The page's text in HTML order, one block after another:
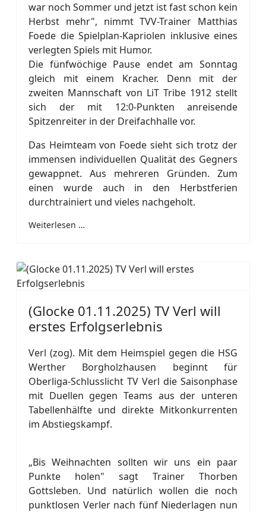
war noch Sommer und jetzt ist fast schon kein
Herbst mehr", nimmt TVV-Trainer Matthias
Foede die Spielplan-Kapriolen inklusive eines
verlegten Spiels mit Humor.
Die fünfwöchige Pause endet am Sonntag
gleich mit einem Kracher. Denn mit der
zweiten Mannschaft von LiT Tribe 1912 stellt
sich der mit 12:0-Punkten anreisende
Spitzenreiter in der Dreifachhalle vor.
Das Heimteam von Foede sieht sich trotz der
immensen individuellen Qualität des Gegners
gewappnet. Aus mehreren Gründen. Zum
einen wurde auch in den Herbstferien
durchtrainiert und vieles nachgeholt.
Weiterlesen …
(Glocke 01.11.2025) TV Verl will
erstes Erfolgserlebnis
Verl (zog). Mit dem Heimspiel gegen die HSG
Werther Borgholzhausen beginnt für
Oberliga-Schlusslicht TV Verl die Saisonphase
mit Duellen gegen Teams aus der unteren
Tabellenhälfte und direkte Mitkonkurrenten
im Abstiegskampf.
„Bis Weihnachten sollten wir uns ein paar
Punkte holen" sagt Trainer Thorben
Gottsleben. Und natürlich wollen die noch
punktlosen Verler nach fünf Niederlagen nun